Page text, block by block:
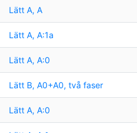
Lätt A, A
Lätt A, A:1a
Lätt A, A:0
Lätt B, A0+A0, två faser
Lätt A, A:0